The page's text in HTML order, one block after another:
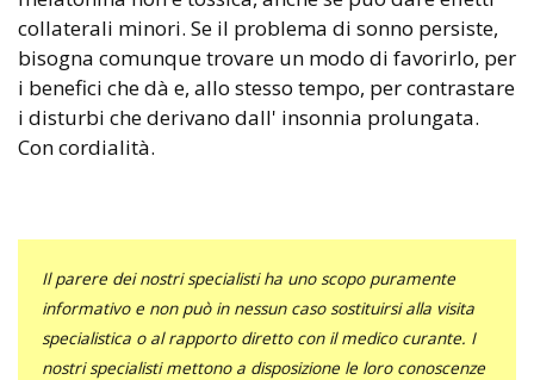
collaterali minori. Se il problema di sonno persiste,
bisogna comunque trovare un modo di favorirlo, per
i benefici che dà e, allo stesso tempo, per contrastare
i disturbi che derivano dall' insonnia prolungata.
Con cordialità.
Il parere dei nostri specialisti ha uno scopo puramente
informativo e non può in nessun caso sostituirsi alla visita
specialistica o al rapporto diretto con il medico curante. I
nostri specialisti mettono a disposizione le loro conoscenze